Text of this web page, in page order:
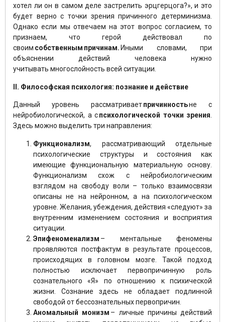
хотел ли он в самом деле застрелить эрцгерцога?», и это
будет верно с точки зрения причинного детерминизма.
Однако если мы отвечаем на этот вопрос согласием, то
признаем, что герой действовал по
своим собственным причинам. Иными словами, при
объяснении действий человека нужно
учитывать многослойность всей ситуации.
II. Философская психология: познание и действие
Данный уровень рассматриваетпричинностьне с
нейробиологической, а спсихологической точки зрения
Здесь можно выделить три направления:
Функционализм, рассматривающий отдельные
психологические структуры и состояния как
имеющие функциональную материальную основу.
Функционализм схож с нейробиологическим
взглядом на свободу воли – только взаимосвязи
описаны не на нейронном, а на психологическом
уровне. Желания, убеждения, действия «следуют» за
внутренним изменением состояния и восприятия
ситуации.
Эпифеноменализм – ментальные феномены
проявляются постфактум в результате процессов,
происходящих в головном мозге. Такой подход
полностью исключает первопричинную роль
сознательного «Я» по отношению к психической
жизни. Сознание здесь не обладает подлинной
свободой от бессознательных первопричин.
Аномальный монизм – личные причины действий